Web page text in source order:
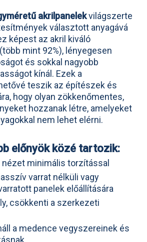
akrilpanelekvilágszerte
választott anyagává
képest az akril kiváló
mint 92%), lényegesen
és sokkal nagyobb
kínál. Ezek a
teszik az építészek és
hogy olyan zökkenőmentes,
hozzanak létre, amelyeket
nem lehet elérni.
előnyök közé tartozik:
minimális torzítással
varrat nélküli vagy
panelek előállítására
csökkenti a szerkezeti
a medence vegyszereinek és